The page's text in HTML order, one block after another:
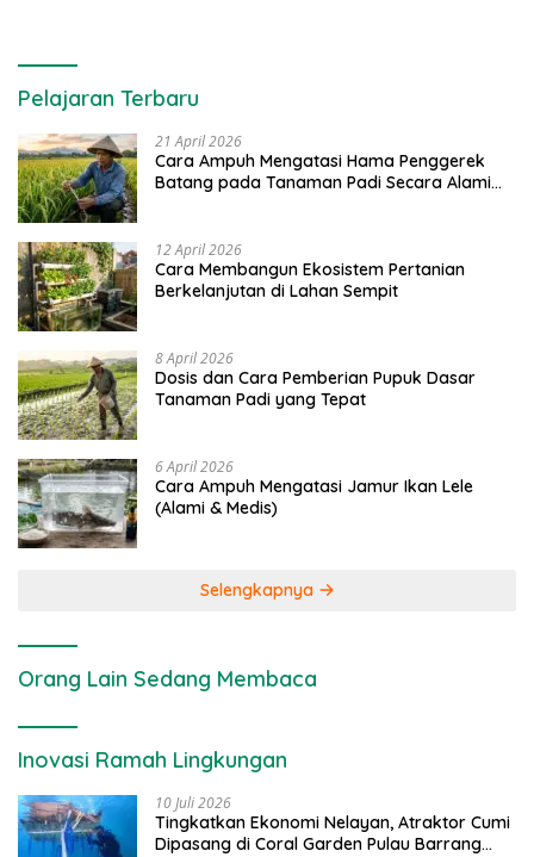
Pelajaran Terbaru
21 April 2026
Cara Ampuh Mengatasi Hama Penggerek
Batang pada Tanaman Padi Secara Alami
12 April 2026
Cara Membangun Ekosistem Pertanian
Berkelanjutan di Lahan Sempit
8 April 2026
Dosis dan Cara Pemberian Pupuk Dasar
Tanaman Padi yang Tepat
6 April 2026
Cara Ampuh Mengatasi Jamur Ikan Lele
(Alami & Medis)
Selengkapnya
Orang Lain Sedang Membaca
Inovasi Ramah Lingkungan
10 Juli 2026
Tingkatkan Ekonomi Nelayan, Atraktor Cumi
Dipasang di Coral Garden Pulau Barrang